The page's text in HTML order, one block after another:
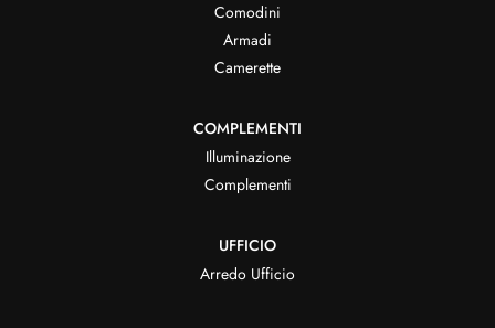
Comodini
Armadi
Camerette
COMPLEMENTI
Illuminazione
Complementi
UFFICIO
Arredo Ufficio